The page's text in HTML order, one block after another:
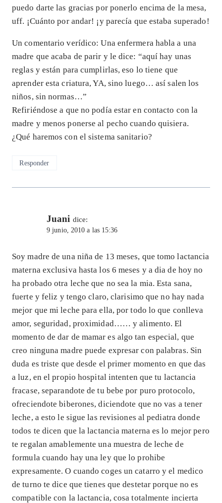
puedo darte las gracias por ponerlo encima de la mesa,
uff. ¡Cuánto por andar! ¡y parecía que estaba superado!
Un comentario verídico: Una enfermera habla a una
madre que acaba de parir y le dice: “aquí hay unas
reglas y están para cumplirlas, eso lo tiene que
aprender esta criatura, YA, sino luego… así salen los
niños, sin normas…”
Refiriéndose a que no podía estar en contacto con la
madre y menos ponerse al pecho cuando quisiera.
¿Qué haremos con el sistema sanitario?
Responder
Juani dice:
9 junio, 2010 a las 15:36
Soy madre de una niña de 13 meses, que tomo lactancia
materna exclusiva hasta los 6 meses y a dia de hoy no
ha probado otra leche que no sea la mia. Esta sana,
fuerte y feliz y tengo claro, clarisimo que no hay nada
mejor que mi leche para ella, por todo lo que conlleva
amor, seguridad, proximidad…… y alimento. El
momento de dar de mamar es algo tan especial, que
creo ninguna madre puede expresar con palabras. Sin
duda es triste que desde el primer momento en que das
a luz, en el propio hospital intenten que tu lactancia
fracase, separandote de tu bebe por puro protocolo,
ofreciendote biberones, diciendote que no vas a tener
leche, a esto le sigue las revisiones al pediatra donde
todos te dicen que la lactancia materna es lo mejor pero
te regalan amablemente una muestra de leche de
formula cuando hay una ley que lo prohibe
expresamente. O cuando coges un catarro y el medico
de turno te dice que tienes que destetar porque no es
compatible con la lactancia, cosa totalmente incierta